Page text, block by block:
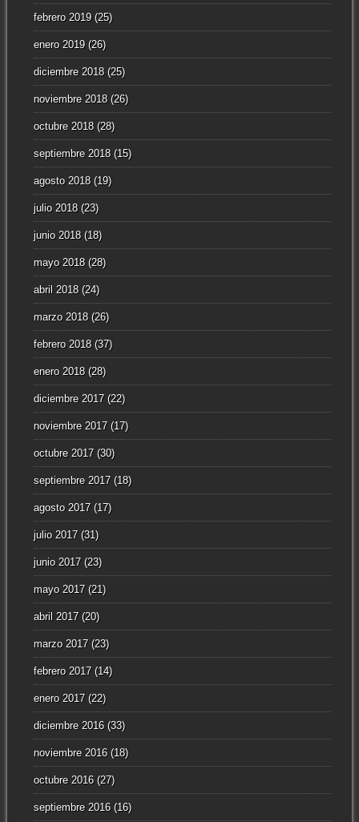
febrero 2019(25)
enero 2019(26)
diciembre 2018(25)
noviembre 2018(26)
octubre 2018(28)
septiembre 2018(15)
agosto 2018(19)
julio 2018(23)
junio 2018(18)
mayo 2018(28)
abril 2018(24)
marzo 2018(26)
febrero 2018(37)
enero 2018(28)
diciembre 2017(22)
noviembre 2017(17)
octubre 2017(30)
septiembre 2017(18)
agosto 2017(17)
julio 2017(31)
junio 2017(23)
mayo 2017(21)
abril 2017(20)
marzo 2017(23)
febrero 2017(14)
enero 2017(22)
diciembre 2016(33)
noviembre 2016(18)
octubre 2016(27)
septiembre 2016(16)